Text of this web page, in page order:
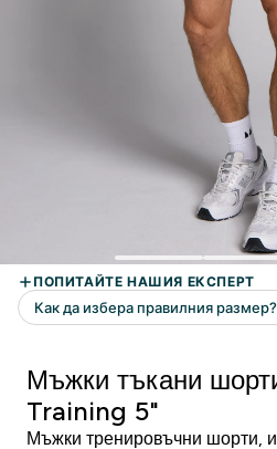
Мъжки тъкани
Training 5"
Мъжки тренировъчни шорти,